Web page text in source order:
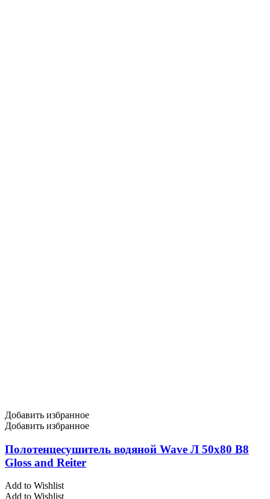
Добавить избранное
Добавить избранное
Полотенцесушитель водяной Wave Л 50х80 В8
Gloss and Reiter
Add to Wishlist
Add to Wishlist